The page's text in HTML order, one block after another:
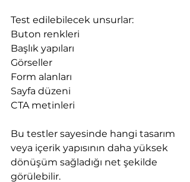
Test edilebilecek unsurlar:
Buton renkleri
Başlık yapıları
Görseller
Form alanları
Sayfa düzeni
CTA metinleri
Bu testler sayesinde hangi tasarım
veya içerik yapısının daha yüksek
dönüşüm sağladığı net şekilde
görülebilir.